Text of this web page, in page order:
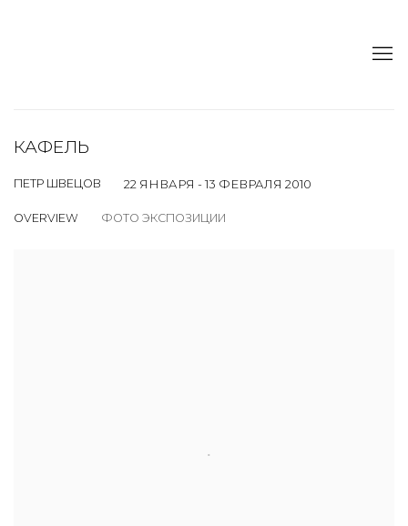
КАФЕЛЬ
ПЕТР ШВЕЦОВ 22 ЯНВАРЯ - 13 ФЕВРАЛЯ 2010
OVERVIEW ФОТО ЭКСПОЗИЦИИ